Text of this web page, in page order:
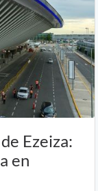
Ezeiza:
en